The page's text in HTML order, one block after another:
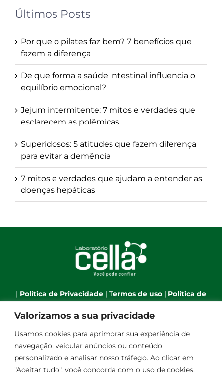
Valorizamos a sua privacidade
Usamos cookies para aprimorar sua experiência de
navegação, veicular anúncios ou conteúdo
personalizado e analisar nosso tráfego. Ao clicar em
"Aceitar tudo", você concorda com o uso de cookies.
Últimos Posts
Por que o pilates faz bem? 7 benefícios que
fazem a diferença
De que forma a saúde intestinal influencia o
equilíbrio emocional?
Jejum intermitente: 7 mitos e verdades que
esclarecem as polêmicas
Superidosos: 5 atitudes que fazem diferença
para evitar a demência
7 mitos e verdades que ajudam a entender as
doenças hepáticas
| Política de Privacidade | Termos de uso | Política de
Cookies|Webmail|
mail:atendimento@laboratoriocella.com.br | Banco
de talentos:pessoal@laboratoriocella.com.br
© Copyright 2012 - 2026 | Laboratório Cella - All Rights